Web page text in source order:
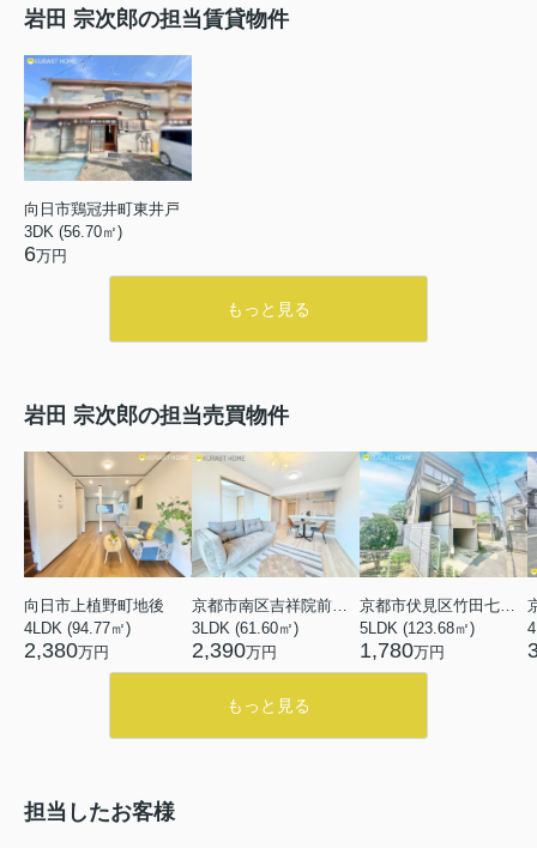
岩田 宗次郎の担当賃貸物件
向日市鶏冠井町東井戸
3DK (56.70㎡)
6万円
もっと見る
岩田 宗次郎の担当売買物件
向日市上植野町地後
4LDK (94.77㎡)
2,380万円
京都市南区吉祥院前田町
3LDK (61.60㎡)
2,390万円
京都市伏見区竹田七瀬川町
5LDK (123.68㎡)
1,780万円
もっと見る
担当したお客様